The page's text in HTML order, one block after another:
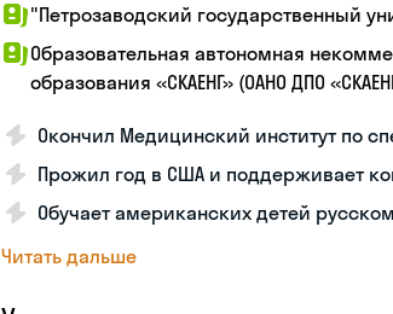
"Петрозаводский государственный
Образовательная автономная
образования «СКАЕНГ» (ОАНО ДПО
Окончил Медицинский институт по
Прожил год в США и поддерживает
Обучает американских детей
Читать дальше